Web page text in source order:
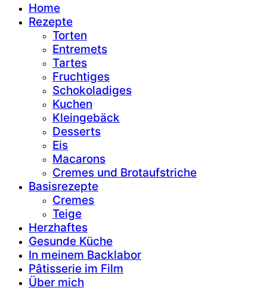
Home
Rezepte
Torten
Entremets
Tartes
Fruchtiges
Schokoladiges
Kuchen
Kleingebäck
Desserts
Eis
Macarons
Cremes und Brotaufstriche
Basisrezepte
Cremes
Teige
Herzhaftes
Gesunde Küche
In meinem Backlabor
Pâtisserie im Film
Über mich